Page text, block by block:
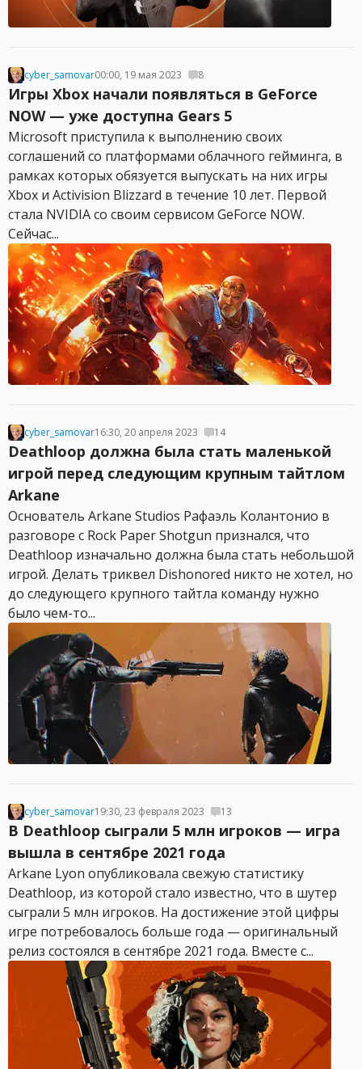
cyber_samovar00:00, 19 мая 2023 8
Игры Xbox начали появляться в GeForce
NOW — уже доступна Gears 5
Microsoft приступила к выполнению своих
соглашений со платформами облачного гейминга, в
рамках которых обязуется выпускать на них игры
Xbox и Activision Blizzard в течение 10 лет. Первой
стала NVIDIA со своим сервисом GeForce NOW.
Сейчас...
cyber_samovar16:30, 20 апреля 2023 14
Deathloop должна была стать маленькой
игрой перед следующим крупным тайтлом
Arkane
Основатель Arkane Studios Рафаэль Колантонио в
разговоре с Rock Paper Shotgun признался, что
Deathloop изначально должна была стать небольшой
игрой. Делать триквел Dishonored никто не хотел, но
до следующего крупного тайтла команду нужно
было чем-то...
cyber_samovar19:30, 23 февраля 2023 13
В Deathloop сыграли 5 млн игроков — игра
вышла в сентябре 2021 года
Arkane Lyon опубликовала свежую статистику
Deathloop, из которой стало известно, что в шутер
сыграли 5 млн игроков. На достижение этой цифры
игре потребовалось больше года — оригинальный
релиз состоялся в сентябре 2021 года. Вместе с...